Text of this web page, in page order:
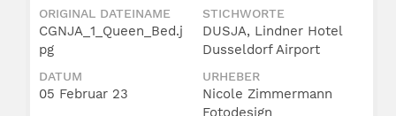
ORIGINAL DATEINAME
CGNJA_1_Queen_Bed.j
pg
STICHWORTE
DUSJA, Lindner Hotel
Dusseldorf Airport
DATUM
05 Februar 23
URHEBER
Nicole Zimmermann
Fotodesign